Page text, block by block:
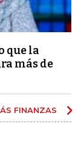
que la
más de
FINANZAS